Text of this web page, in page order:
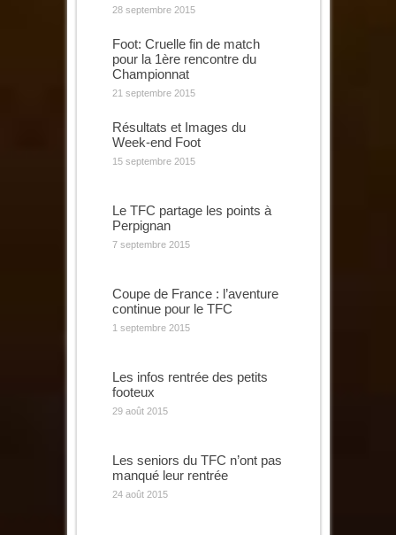
28 septembre 2015
Foot: Cruelle fin de match
pour la 1ère rencontre du
Championnat
21 septembre 2015
Résultats et Images du
Week-end Foot
15 septembre 2015
Le TFC partage les points à
Perpignan
7 septembre 2015
Coupe de France : l’aventure
continue pour le TFC
1 septembre 2015
Les infos rentrée des petits
footeux
29 août 2015
Les seniors du TFC n’ont pas
manqué leur rentrée
24 août 2015